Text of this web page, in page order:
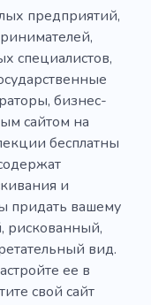
Прокат
Рынок
целей
предприятий,
специалистов,
бизнес-
сайтом на
бесплатны
и
придать вашему
рискованный,
вид.
ее в
свой сайт